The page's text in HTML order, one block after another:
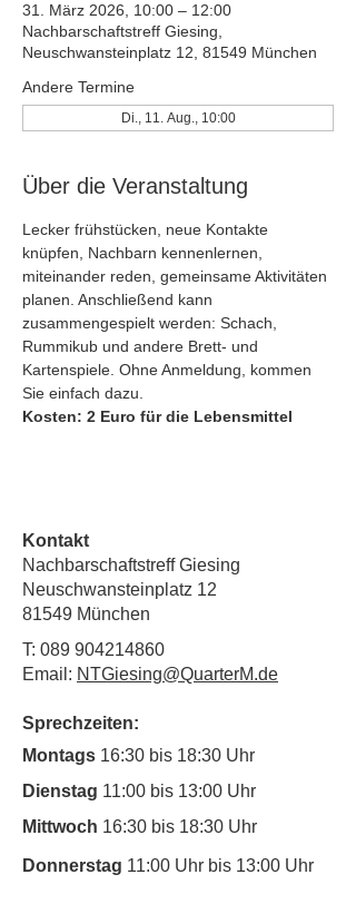
31. März 2026, 10:00 – 12:00
Nachbarschaftstreff Giesing,
Neuschwansteinplatz 12, 81549 München
Andere Termine
Di., 11. Aug., 10:00
Über die Veranstaltung
Lecker frühstücken, neue Kontakte
knüpfen, Nachbarn kennenlernen,
miteinander reden, gemeinsame Aktivitäten
planen. Anschließend kann
zusammengespielt werden: Schach,
Rummikub und andere Brett- und
Kartenspiele. Ohne Anmeldung, kommen
Sie einfach dazu.
Kosten: 2 Euro für die Lebensmittel
Kontakt
Nachbarschaftstreff Giesing
Neuschwansteinplatz 12
81549 München
T: 089 904214860
Email: NTGiesing@QuarterM.de
Sprechzeiten:
Montags 16:30 bis 18:30 Uhr
Dienstag 11:00 bis 13:00 Uhr
Mittwoch 16:30 bis 18:30 Uhr
Donnerstag 11:00 Uhr bis 13:00 Uhr